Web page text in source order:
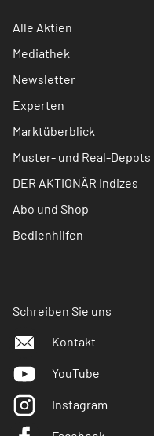
Alle Aktien
Mediathek
Newsletter
Experten
Marktüberblick
Muster- und Real-Depots
DER AKTIONÄR Indizes
Abo und Shop
Bedienhilfen
Schreiben Sie uns
Kontakt
YouTube
Instagram